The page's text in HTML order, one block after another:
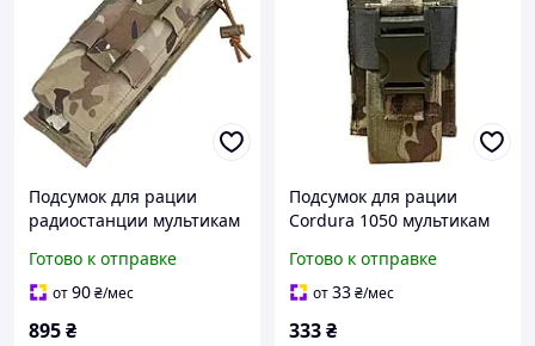
Подсумок для рации
радиостанции мультикам
Готово к отправке
от90₴/мес
895₴
Подсумок для рации
Cordura 1050 мультикам
фастекс эластичный жгут
15х65х5 см
Готово к отправке
от33₴/мес
333₴